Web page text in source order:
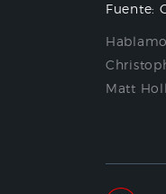
Fuente:
Matt